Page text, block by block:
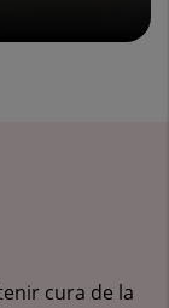
cura de la